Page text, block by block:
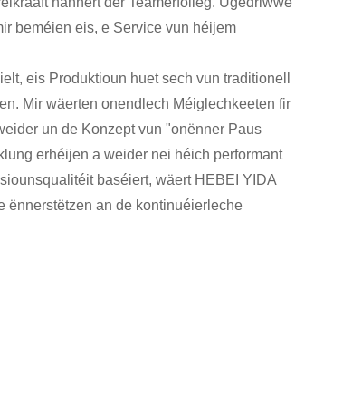
beméien eis, e Service vun héijem
eis Produktioun huet sech vun traditionell
Mir wäerten onendlech Méiglechkeeten fir
un de Konzept vun "onënner Paus
erhéijen a weider nei héich performant
baséiert, wäert HEBEI YIDA
ënnerstëtzen an de kontinuéierleche